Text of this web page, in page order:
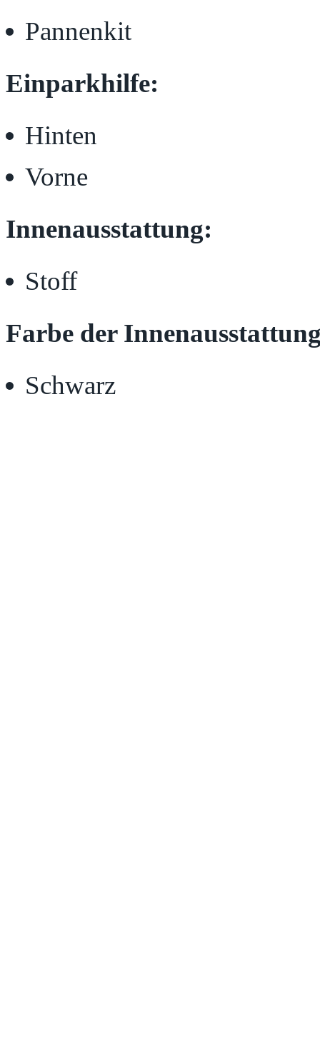
Pannenkit
Einparkhilfe:
Hinten
Vorne
Innenausstattung:
Stoff
Farbe der
Schwarz